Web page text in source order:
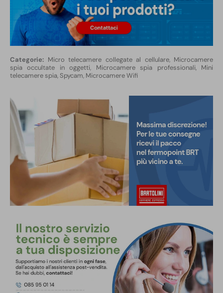
Micro telecamere collegate al cellulare, Microcamere
spia occultate in oggetti, Microcamere spia professionali, Mini
telecamere spia, Spycam, Microcamere Wifi